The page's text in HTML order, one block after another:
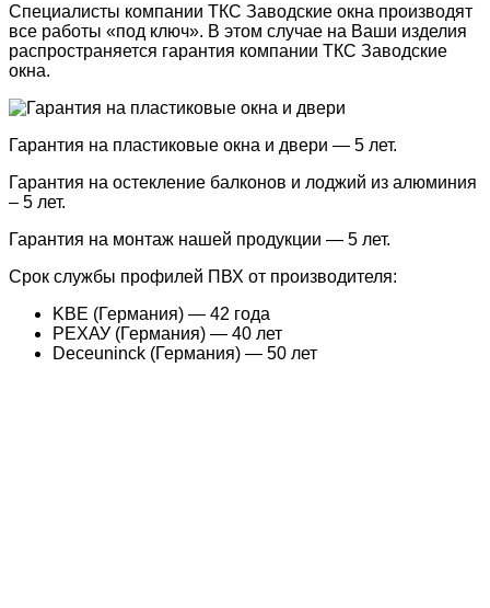
Специалисты компании ТКС Заводские окна производят
все работы «под ключ». В этом случае на Ваши изделия
распространяется гарантия компании ТКС Заводские
окна.
Гарантия на пластиковые окна и двери — 5 лет.
Гарантия на остекление балконов и лоджий из алюминия
– 5 лет.
Гарантия на монтаж нашей продукции — 5 лет.
Срок службы профилей ПВХ от производителя:
KBE (Германия) — 42 года
РЕХАУ (Германия) — 40 лет
Deceuninck (Германия) — 50 лет